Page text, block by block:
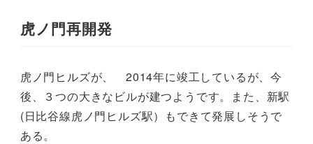
虎ノ門再開発
虎ノ門ヒルズが、 2014年に竣工しているが、今
後、３つの大きなビルが建つようです。また、新駅
(日比谷線虎ノ門ヒルズ駅）もできて発展しそうで
ある。